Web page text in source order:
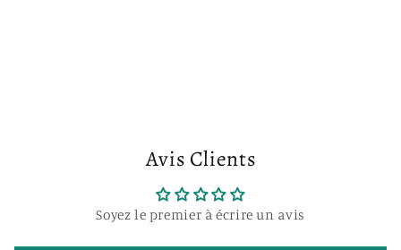
Avis Clients
Soyez le premier à écrire un avis